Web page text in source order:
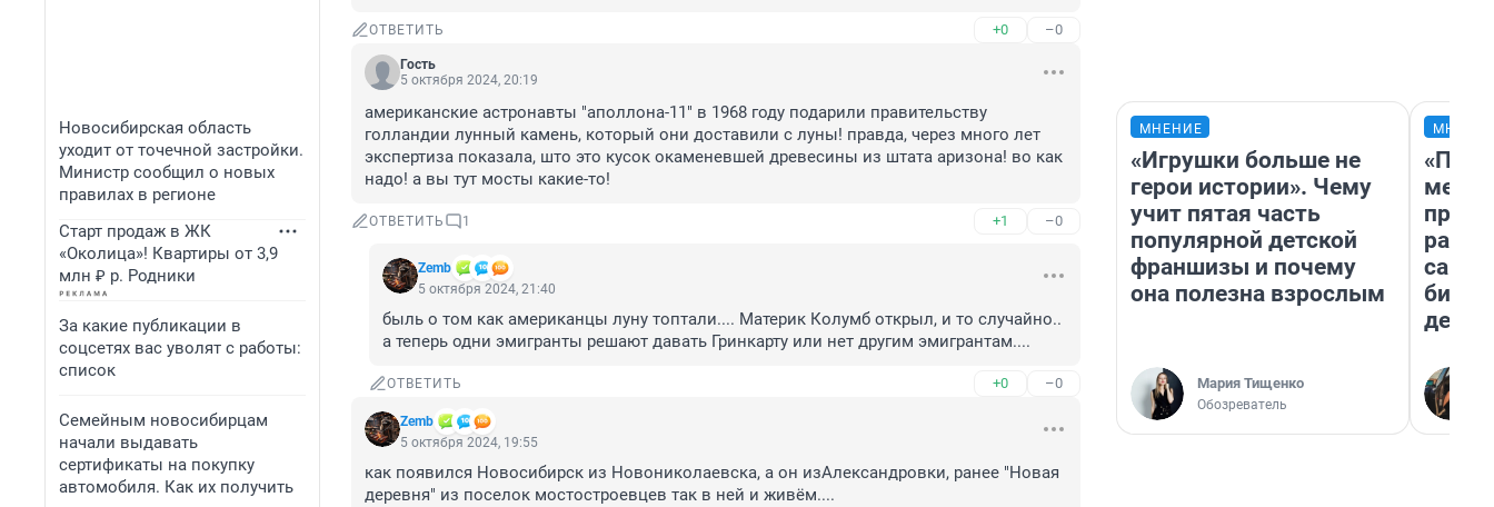
Новосибирская область
уходит от точечной застройки.
Министр сообщил о новых
правилах в регионе
Старт продаж в ЖК
«Околица»! Квартиры от 3,9
млн ₽ р. Родники
За какие публикации в
соцсетях вас уволят с работы:
список
Семейным новосибирцам
начали выдавать
сертификаты на покупку
автомобиля. Как их получить
ОТВЕТИТЬ +0 –0
Гость
5 октября 2024, 20:19
американские астронавты "аполлона-11" в 1968 году подарили правительству
голландии лунный камень, который они доставили с луны! правда, через много лет
экспертиза показала, што это кусок окаменевшей древесины из штата аризона! во как
надо! а вы тут мосты какие-то!
ОТВЕТИТЬ 1 +1 –0
Zemb
5 октября 2024, 21:40
быль о том как американцы луну топтали.... Материк Колумб открыл, и то случайно..
а теперь одни эмигранты решают давать Гринкарту или нет другим эмигрантам....
ОТВЕТИТЬ +0 –0
Zemb
5 октября 2024, 19:55
как появился Новосибирск из Новониколаевска, а он изАлександровки, ранее "Новая
деревня" из поселок мостостроевцев так в ней и живём....
МНЕНИЕ
«Игрушки больше не
герои истории». Чему
учит пятая часть
популярной детской
франшизы и почему
она полезна взрослым
Мария Тищенко
Обозреватель